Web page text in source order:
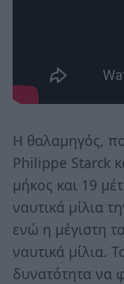
Η θαλαμηγός,
Philippe Starck
μήκος και 19
ναυτικά μίλια
ενώ η μέγιστη
ναυτικά μίλια.
δυνατότητα να